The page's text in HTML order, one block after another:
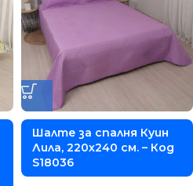
Шалте за спалня Куин
Лила, 220х240 см. – Код
S18036